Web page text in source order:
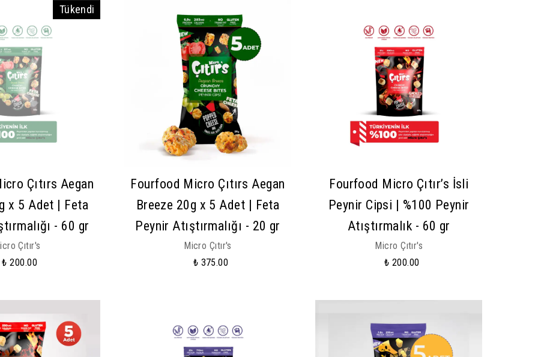
Tükendi
Çıtırs Aegan
x 5 Adet | Feta
- 60 gr
Çıtır's
₺ 200.00
Fourfood Micro Çıtırs Aegan
Breeze 20g x 5 Adet | Feta
Peynir Atıştırmalığı - 20 gr
Micro Çıtır's
₺ 375.00
Fourfood Micro Çıtır’s İsli
Peynir Cipsi | %100 Peynir
Atıştırmalık - 60 gr
Micro Çıtır's
₺ 200.00